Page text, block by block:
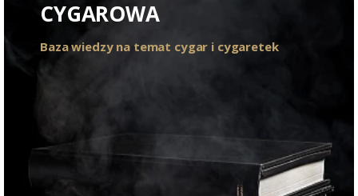
CYGAROWA
Baza wiedzy na temat cygar i cygaretek